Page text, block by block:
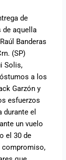
de
de aquella
Banderas
(SP)
Solis,
a los
Garzón y
esfuerzos
el
un vuelo
el 30 de
compromiso,